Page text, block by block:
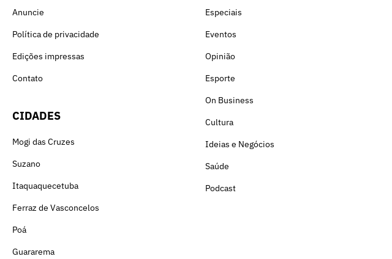
Anuncie
Política de privacidade
Edições impressas
Contato
CIDADES
Mogi das Cruzes
Suzano
Itaquaquecetuba
Ferraz de Vasconcelos
Poá
Guararema
Especiais
Eventos
Opinião
Esporte
On Business
Cultura
Ideias e Negócios
Saúde
Podcast